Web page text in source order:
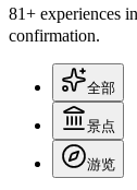
81+ experiences
confirmation.
全部
景点
游览